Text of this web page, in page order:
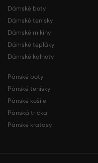
Dámské boty
Dámské tenisky
Dámské mikiny
Dámské tepláky
Dámské kalhoty
Pánské boty
Pánské tenisky
Pánské košile
Pánská trička
Pánské kraťasy